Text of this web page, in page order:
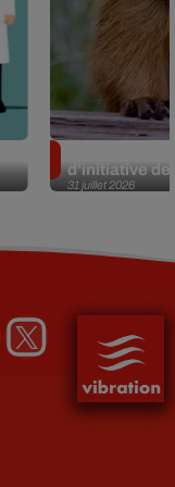
31 juillet 2026
d’initiative